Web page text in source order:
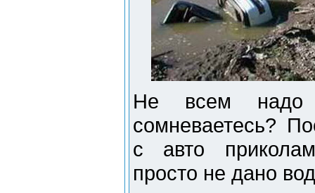
Не всем надо
сомневаетесь?
с авто
просто не дано